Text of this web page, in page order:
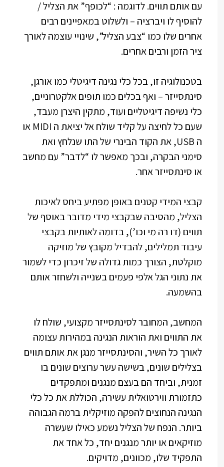
עם אותם תווים. לדוגמה : “לכופף” את הצליל /
להוסיף לו ויברציה – ולשלוט במאפיינים רבים
אחרים שלו כמו “צבע הצליל”, שינויי עוצמה לאורך
ציר הזמן ורבים אחרים.
בטכנולוגיה זו, בכל כלי נגינה דיגיטלי כמו אורגן,
סינתסייזר – ואף בכלים כמו תופים אלקטרוניים,
כלי נשיפה דיגיטליים ועוד, מתקין היצרן מעבד,
שעם כל לחיצה על קליד שולח אל יציאת ה MIDI או
ה USB, את הקוד הבינרי של התו שנלחץ ואת
סימני הבקרה, ובכך מאפשר לו “לדבר” עם מחשב
או סינתסייזר אחר.
קבצי המידי קטנים באופן מפתיע ביחס לאיכות
הצליל, מהסיבה שבקבצי מידי מדובר באוסף של
תווים (דו רה מי וכו’), בדומה לאותיות בקבצי
עיבוד תמלילים, להבדיל מקובץ של מוזיקה
מוקלטת, הצורך כמות גדולה של זיכרון כדי לשמור
את נתוני הגל אלפי פעמים בשנייה ולשחזר אותם
בהשמעה.
המחשב, המחובר לסינתסייזר מקצועי, שולח לו
את התווים ואת הוראות הנגינה במהירות עצומה
לאורך כל השיר, והסינתסייזר מנגן את אותם תווים
בצלילים שונים, בשישה עשר ערוצים שונים בו
זמנית, וביחד הם בעצם מנגנים ומתפקדים
כתזמורת ווירטואלית עשירה, הכוללת את כל כלי
הנגינה הנחוצים להפקה מוזיקלית ברמה הגבוהה
ביותר. הנפח של הצליל נשמע כאילו שעשרה
מוזיקאים או יותר מנגנים יחד, כל אחד את
התפקיד שלו, מכוונים, מדויקים.